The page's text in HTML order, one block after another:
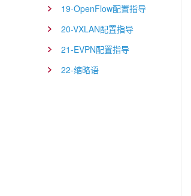
19-OpenFlow配置指导
20-VXLAN配置指导
21-EVPN配置指导
22-缩略语